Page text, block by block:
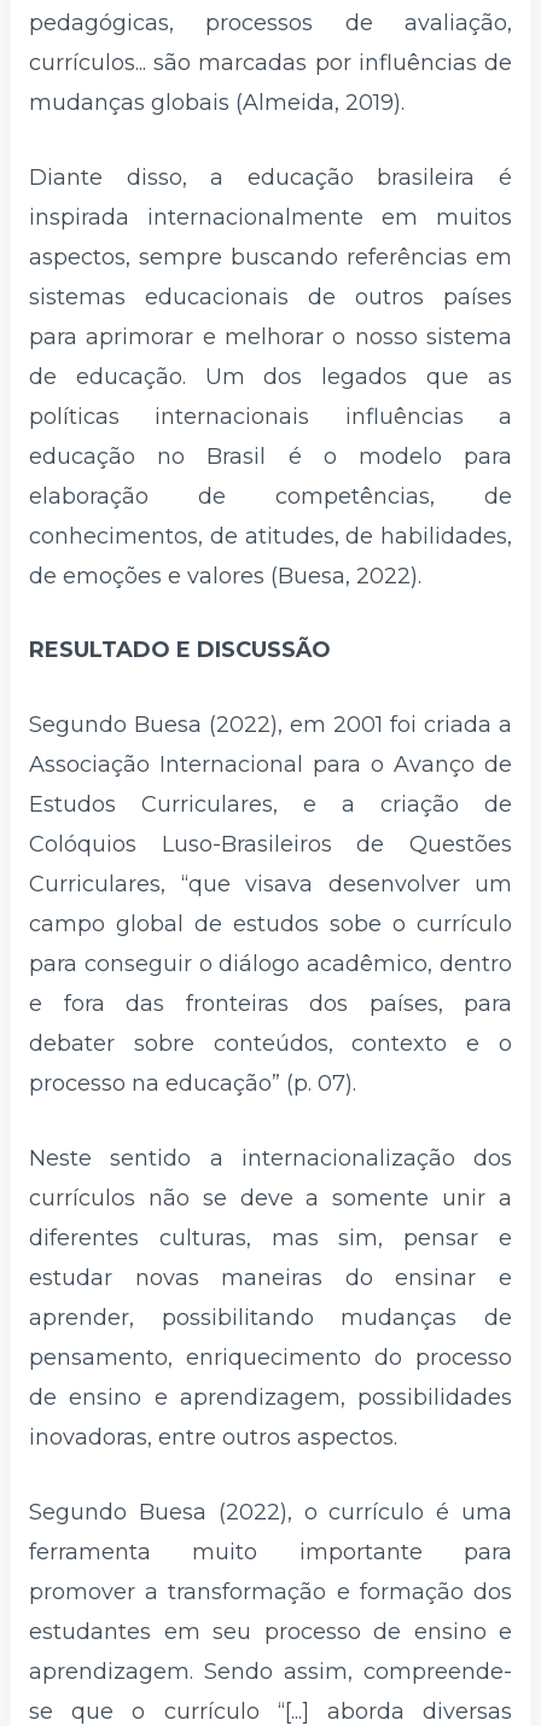
pedagógicas, processos de avaliação,
currículos... são marcadas por influências de
mudanças globais (Almeida, 2019).
Diante disso, a educação brasileira é
inspirada internacionalmente em muitos
aspectos, sempre buscando referências em
sistemas educacionais de outros países
para aprimorar e melhorar o nosso sistema
de educação. Um dos legados que as
políticas internacionais influências a
educação no Brasil é o modelo para
elaboração de competências, de
conhecimentos, de atitudes, de habilidades,
de emoções e valores (Buesa, 2022).
RESULTADO E DISCUSSÃO
Segundo Buesa (2022), em 2001 foi criada a
Associação Internacional para o Avanço de
Estudos Curriculares, e a criação de
Colóquios Luso-Brasileiros de Questões
Curriculares, “que visava desenvolver um
campo global de estudos sobe o currículo
para conseguir o diálogo acadêmico, dentro
e fora das fronteiras dos países, para
debater sobre conteúdos, contexto e o
processo na educação” (p. 07).
Neste sentido a internacionalização dos
currículos não se deve a somente unir a
diferentes culturas, mas sim, pensar e
estudar novas maneiras do ensinar e
aprender, possibilitando mudanças de
pensamento, enriquecimento do processo
de ensino e aprendizagem, possibilidades
inovadoras, entre outros aspectos.
Segundo Buesa (2022), o currículo é uma
ferramenta muito importante para
promover a transformação e formação dos
estudantes em seu processo de ensino e
aprendizagem. Sendo assim, compreende-
se que o currículo “[...] aborda diversas